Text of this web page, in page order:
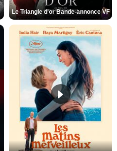
Le Triangle d'or Bande-annonce VF